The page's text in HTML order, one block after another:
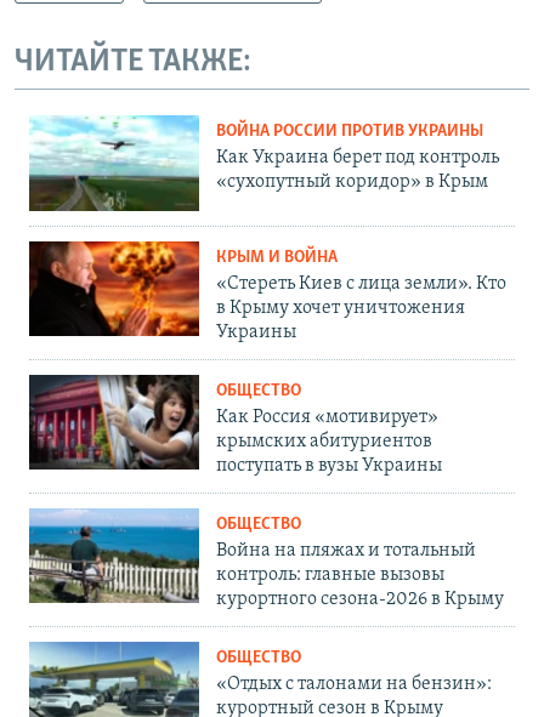
ЧИТАЙТЕ ТАКЖЕ:
ВОЙНА РОССИИ ПРОТИВ УКРАИНЫ
Как Украина берет под контроль
«сухопутный коридор» в Крым
КРЫМ И ВОЙНА
«Стереть Киев с лица земли». Кто
в Крыму хочет уничтожения
Украины
ОБЩЕСТВО
Как Россия «мотивирует»
крымских абитуриентов
поступать в вузы Украины
ОБЩЕСТВО
Война на пляжах и тотальный
контроль: главные вызовы
курортного сезона-2026 в Крыму
ОБЩЕСТВО
«Отдых с талонами на бензин»:
курортный сезон в Крыму